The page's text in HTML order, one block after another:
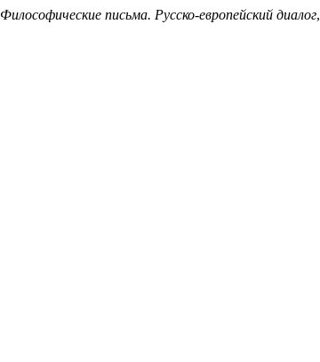
Философические письма. Русско-европейский диалог,